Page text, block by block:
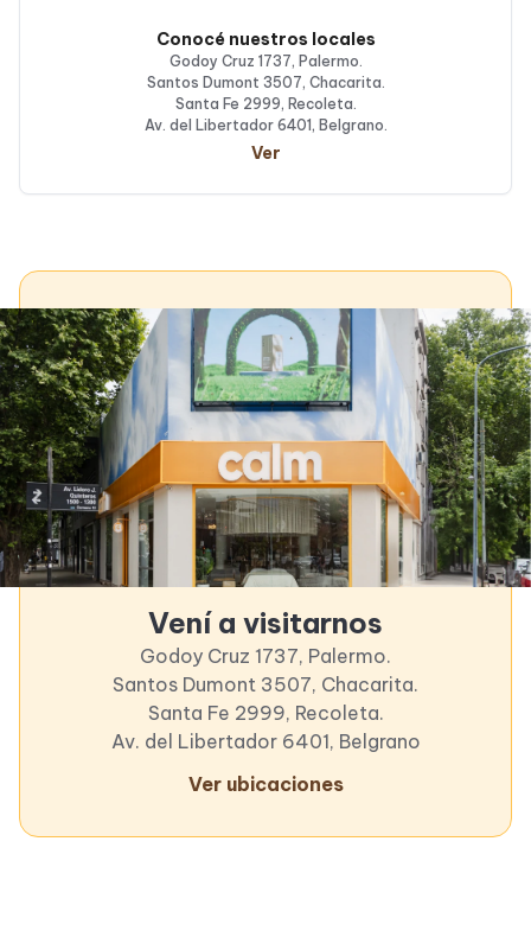
Conocé nuestros locales
Godoy Cruz 1737, Palermo.
Santos Dumont 3507, Chacarita.
Santa Fe 2999, Recoleta.
Av. del Libertador 6401, Belgrano.
Ver
Vení a visitarnos
Godoy Cruz 1737, Palermo.
Santos Dumont 3507, Chacarita.
Santa Fe 2999, Recoleta.
Av. del Libertador 6401, Belgrano
Ver ubicaciones